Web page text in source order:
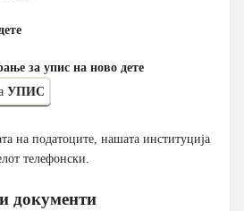
за упис на ново дете
УПИС
на податоците, нашата институција
телефонски.
документи